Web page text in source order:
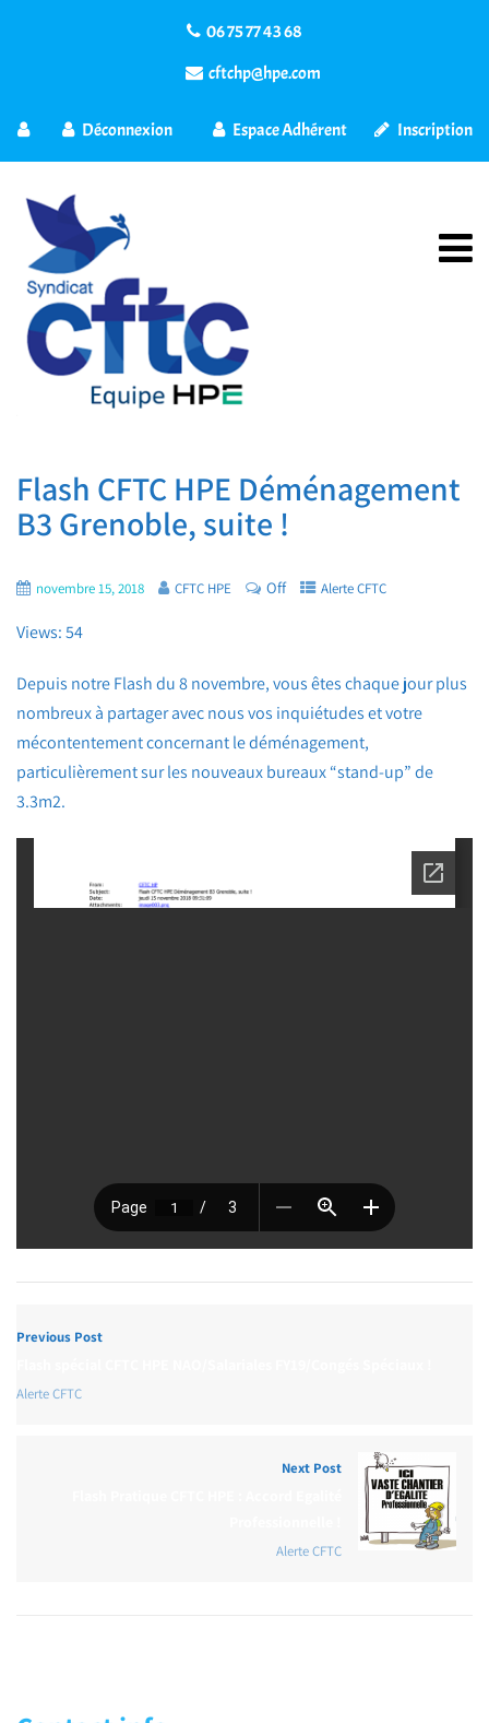
06 75 77 43 68
cftchp@hpe.com
Déconnexion Espace Adhérent Inscription
Flash CFTC HPE Déménagement
B3 Grenoble, suite !
novembre 15, 2018 CFTC HPE Off Alerte CFTC
Views: 54
Depuis notre Flash du 8 novembre, vous êtes chaque jour plus
nombreux à partager avec nous vos inquiétudes et votre
mécontentement concernant le déménagement,
particulièrement sur les nouveaux bureaux “stand-up” de
3.3m2.
Previous Post
Alerte CFTC
Next Post
Alerte CFTC